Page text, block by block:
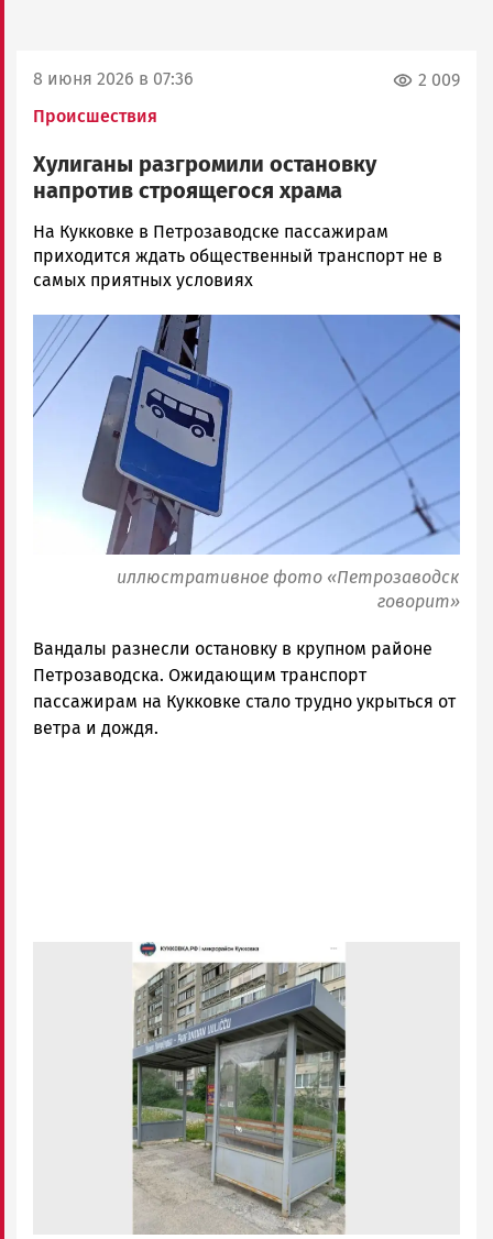
8 июня 2026 в 07:36
Происшествия
2 009
Хулиганы разгромили остановку
напротив строящегося храма
Ольга
Гаврилова
Новости
Карелии
|
Петрозаводск
ГОВОРИТ
На Кукковке в Петрозаводске пассажирам
приходится ждать общественный транспорт не в
самых приятных условиях
Image
иллюстративное фото «Петрозаводск
говорит»
Вандалы разнесли остановку в крупном районе
Петрозаводска. Ожидающим транспорт
пассажирам на Кукковке стало трудно укрыться от
ветра и дождя.